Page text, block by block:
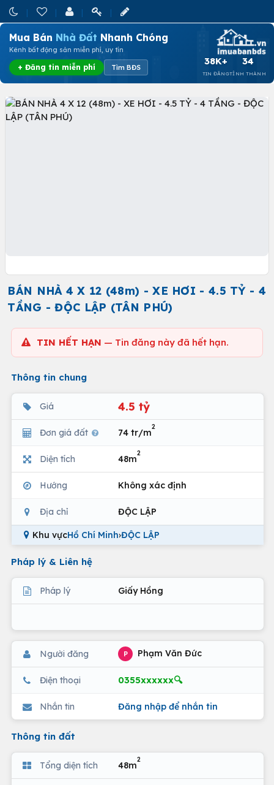
Mua Bán Nhà Đất Nhanh Chóng
Kênh bất động sản miễn phí, uy tín
+ Đăng tin miễn phí Tìm BĐS
38K+
TIN ĐĂNG
34
TỈNH THÀNH
BÁN NHÀ 4 X 12 (48m) - XE HƠI - 4.5 TỶ - 4
TẦNG - ĐỘC LẬP (TÂN PHÚ)
TIN HẾT HẠN — Tin đăng này đã hết hạn.
Thông tin chung
Giá 4.5 tỷ
Đơn giá đất 74 tr/m
2
Diện tích 48m
2
Hướng Không xác định
Địa chỉ ĐỘC LẬP
Khu vựcHồ Chí Minh›ĐỘC LẬP
Pháp lý & Liên hệ
Pháp lý Giấy Hồng
Người đăng P Phạm Văn Đức
Điện thoại 0355xxxxxx🔍
Nhắn tin Đăng nhập để nhắn tin
Thông tin đất
Tổng diện tích 48m
2